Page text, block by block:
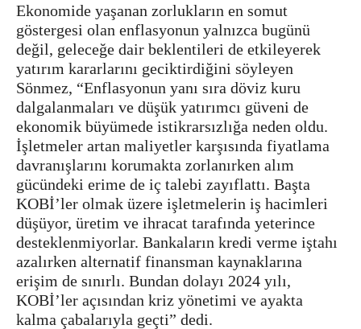
Ekonomide yaşanan zorlukların en somut
göstergesi olan enflasyonun yalnızca bugünü
değil, geleceğe dair beklentileri de etkileyerek
yatırım kararlarını geciktirdiğini söyleyen
Sönmez, “Enflasyonun yanı sıra döviz kuru
dalgalanmaları ve düşük yatırımcı güveni de
ekonomik büyümede istikrarsızlığa neden oldu.
İşletmeler artan maliyetler karşısında fiyatlama
davranışlarını korumakta zorlanırken alım
gücündeki erime de iç talebi zayıflattı. Başta
KOBİ’ler olmak üzere işletmelerin iş hacimleri
düşüyor, üretim ve ihracat tarafında yeterince
desteklenmiyorlar. Bankaların kredi verme iştahı
azalırken alternatif finansman kaynaklarına
erişim de sınırlı. Bundan dolayı 2024 yılı,
KOBİ’ler açısından kriz yönetimi ve ayakta
kalma çabalarıyla geçti” dedi.